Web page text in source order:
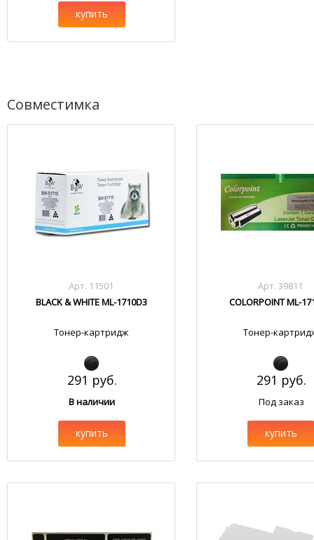
купить
Совместимка
Арт. 11501
BLACK & WHITE ML-1710D3
Тонер-картридж
291 руб.
В наличии
купить
Арт. 39811
COLORPOINT ML-
Тонер-
291 руб.
Под заказ
купить